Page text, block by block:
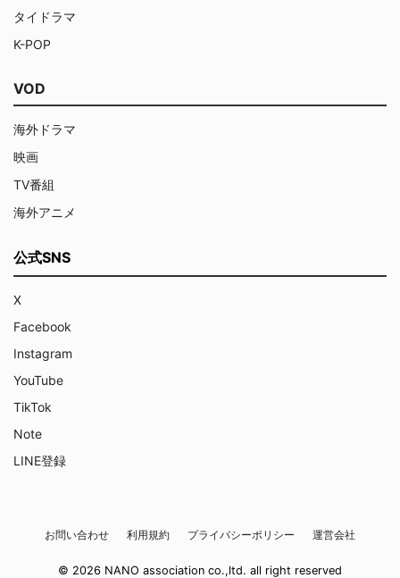
タイドラマ
K-POP
VOD
海外ドラマ
映画
TV番組
海外アニメ
公式SNS
X
Facebook
Instagram
YouTube
TikTok
Note
LINE登録
お問い合わせ 利用規約 プライバシーポリシー 運営会社
© 2026 NANO association co.,ltd. all right reserved